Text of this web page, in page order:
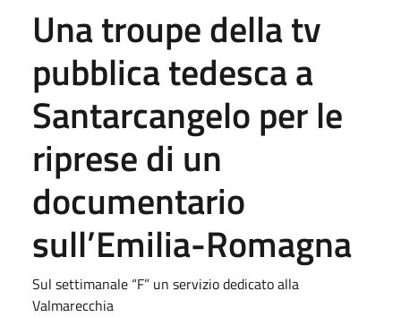
Una troupe della tv
pubblica tedesca a
Santarcangelo per le
riprese di un
documentario
sull’Emilia-Romagna
Sul settimanale “F” un servizio dedicato alla
Valmarecchia